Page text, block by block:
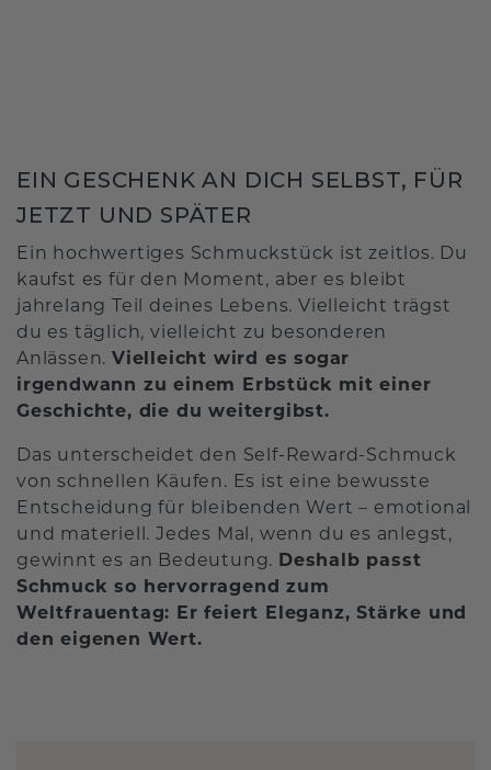
EIN GESCHENK AN DICH SELBST, FÜR
JETZT UND SPÄTER
Ein hochwertiges Schmuckstück ist zeitlos. Du
kaufst es für den Moment, aber es bleibt
jahrelang Teil deines Lebens. Vielleicht trägst
du es täglich, vielleicht zu besonderen
Anlässen. Vielleicht wird es sogar
irgendwann zu einem Erbstück mit einer
Geschichte, die du weitergibst.
Das unterscheidet den Self-Reward-Schmuck
von schnellen Käufen. Es ist eine bewusste
Entscheidung für bleibenden Wert – emotional
und materiell. Jedes Mal, wenn du es anlegst,
gewinnt es an Bedeutung.
Deshalb passt
Schmuck so hervorragend zum
Weltfrauentag: Er feiert Eleganz, Stärke und
den eigenen Wert.